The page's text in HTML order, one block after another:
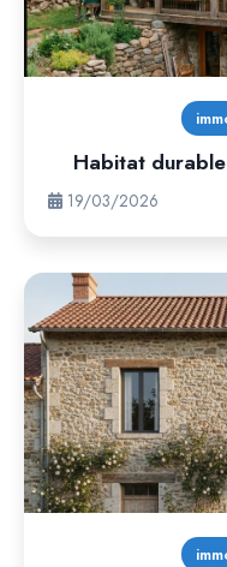
Habitat
19/03/2026